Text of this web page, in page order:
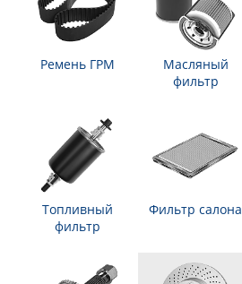
Ремень ГРМ
Масляный
фильтр
Топливный
фильтр
Фильтр салона